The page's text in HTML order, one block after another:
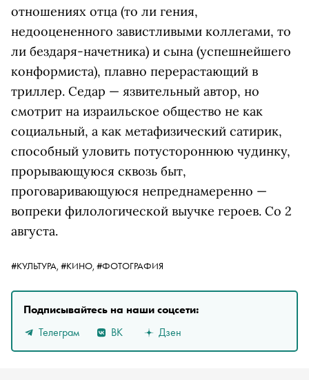
отношениях отца (то ли гения,
недооцененного завистливыми коллегами, то
ли бездаря-начетника) и сына (успешнейшего
конформиста), плавно перерастающий в
триллер. Седар — язвительный автор, но
смотрит на израильское общество не как
социальный, а как метафизический сатирик,
способный уловить потустороннюю чудинку,
прорывающуюся сквозь быт,
проговаривающуюся непреднамеренно —
вопреки филологической выучке героев. Со 2
августа.
#КУЛЬТУРА, #КИНО, #ФОТОГРАФИЯ
Подписывайтесь на наши соцсети:
Телеграм
ВК Дзен